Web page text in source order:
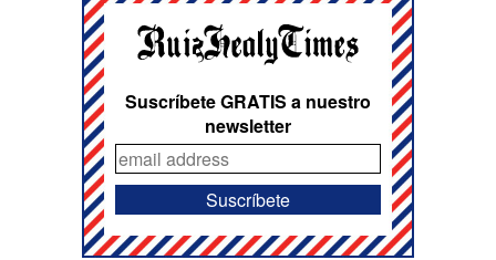
Suscríbete GRATIS a nuestro
newsletter